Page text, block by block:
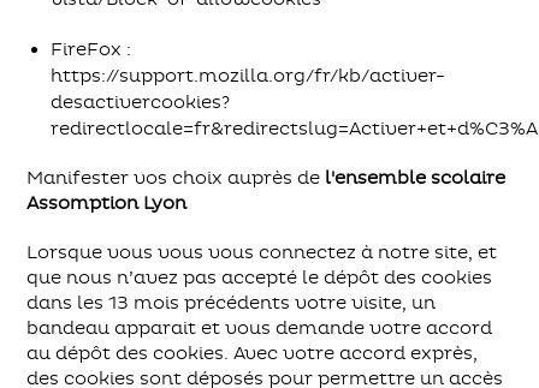
FireFox :
https://support.mozilla.org/fr/kb/activer-
desactivercookies?
Manifester vos choix auprès de l'ensemble scolaire
Assomption Lyon
Lorsque vous vous vous connectez à notre site, et
que nous n’avez pas accepté le dépôt des cookies
dans les 13 mois précédents votre visite, un
bandeau apparait et vous demande votre accord
au dépôt des cookies. Avec votre accord exprès,
des cookies sont déposés pour permettre un accès